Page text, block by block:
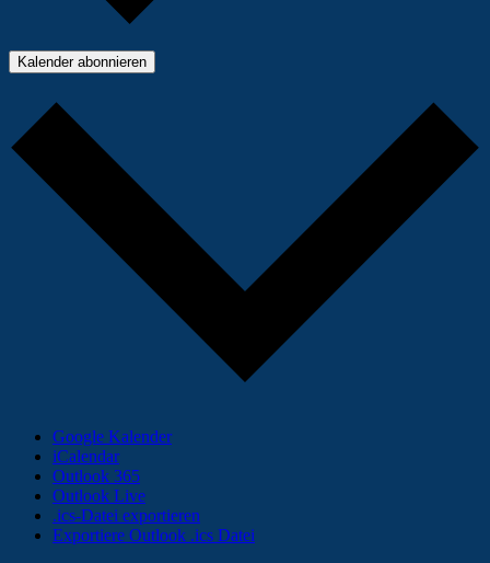
Kalender abonnieren
Google Kalender
iCalendar
Outlook 365
Outlook Live
.ics-Datei exportieren
Exportiere Outlook .ics Datei